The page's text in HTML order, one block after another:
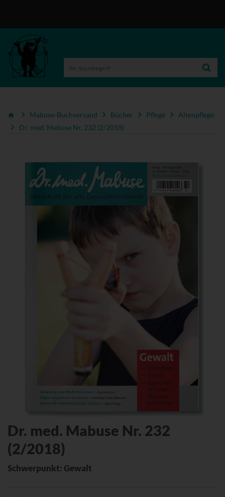
Mabuse-Buchversand Bücher Pflege
Altenpflege
Dr. med. Mabuse Nr. 232 (2/2018)
Dr. med. Mabuse Nr. 232
(2/2018)
Schwerpunkt: Gewalt